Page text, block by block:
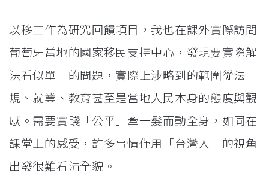
以移工作為研究回饋項目，我也在課外實際訪問
葡萄牙當地的國家移民支持中心，發現要實際解
決看似單一的問題，實際上涉略到的範圍從法
規、就業、教育甚至是當地人民本身的態度與觀
感。需要實踐「公平」牽一髮而動全身，如同在
課堂上的感受，許多事情僅用「台灣人」的視角
出發很難看清全貌。